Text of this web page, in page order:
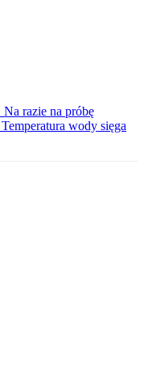
razie na próbę
wody sięga